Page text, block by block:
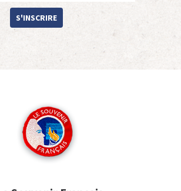
S'INSCRIRE